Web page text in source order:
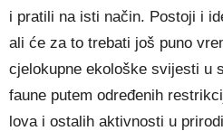
i pratili na isti način. Postoji i
ali će za to trebati još puno
cjelokupne ekološke svijesti u
faune putem određenih
lova i ostalih aktivnosti u